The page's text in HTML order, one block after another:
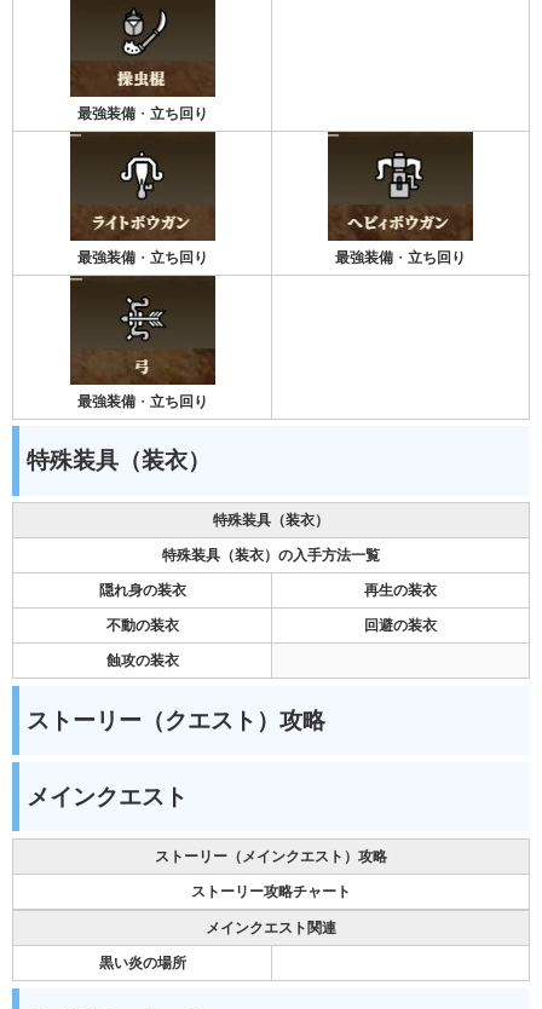
最強装備・ 立ち回り
最強装備・ 立ち回り 最強装備 ・ 立ち回り
最強装備・ 立ち回り
特殊装具（装衣）
特殊装具（装衣）
特殊装具（装衣）の入手方法一覧
隠れ身の装衣 再生の装衣
不動の装衣 回避の装衣
蝕攻の装衣
ストーリー（クエスト）攻略
メインクエスト
ストーリー（メインクエスト）攻略
ストーリー攻略チャート
メインクエスト関連
黒い炎の場所